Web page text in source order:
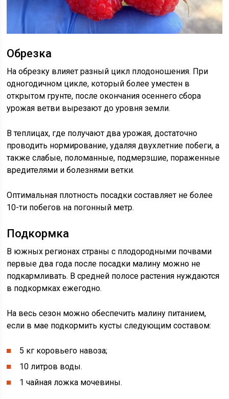
Обрезка
На обрезку влияет разный цикл плодоношения. При
одногодичном цикле, который более уместен в
открытом грунте, после окончания осеннего сбора
урожая ветви вырезают до уровня земли.
В теплицах, где получают два урожая, достаточно
проводить нормирование, удаляя двухлетние побеги, а
также слабые, поломанные, подмерзшие, пораженные
вредителями и болезнями ветки.
Оптимальная плотность посадки составляет не более
10-ти побегов на погонный метр.
Подкормка
В южных регионах страны с плодородными почвами
первые два года после посадки малину можно не
подкармливать. В средней полосе растения нуждаются
в подкормках ежегодно.
На весь сезон можно обеспечить малину питанием,
если в мае подкормить кусты следующим составом:
5 кг коровьего навоза;
10 литров воды.
1 чайная ложка мочевины.